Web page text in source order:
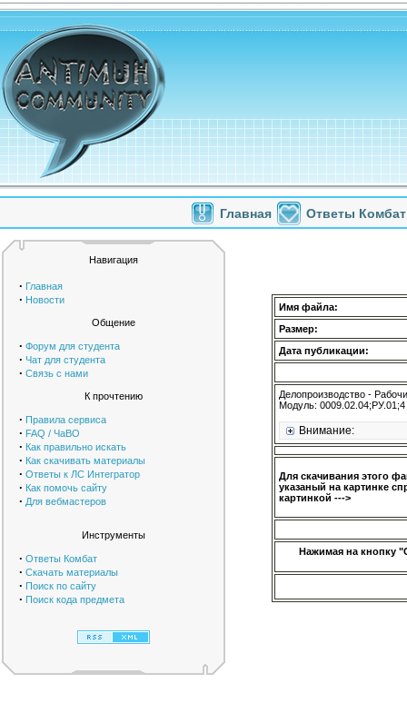
Главная Ответы Комбат
Навигация
· Главная
· Новости
Общение
· Форум для студента
· Чат для студента
· Связь с нами
К прочтению
· Правила сервиса
· FAQ / ЧаВО
· Как правильно искать
· Как скачивать материалы
· Ответы к ЛС Интегратор
· Как помочь сайту
· Для вебмастеров
Инструменты
· Ответы Комбат
· Скачать материалы
· Поиск по сайту
· Поиск кода предмета
Имя файла:
Размер:
Дата публикации:
Делопроизводство -
Модуль: 0009.02.04;РУ.01;4
Внимание:
Для скачивания этого
указаный на картинке
картинкой --->
Нажимая на кнопку